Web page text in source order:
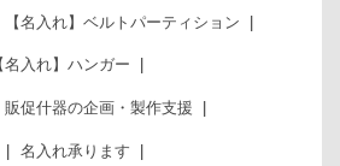
【名入れ】ベルトパーティション
名入れ】ハンガー
販促什器の企画・製作支援
名入れ承ります